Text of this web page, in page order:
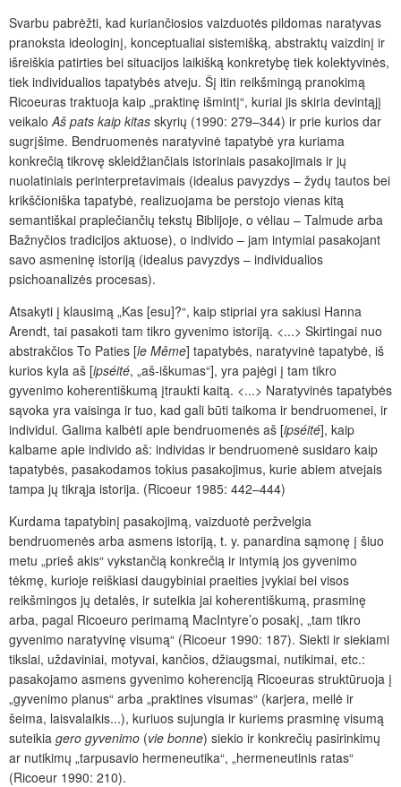
Svarbu pabrėžti, kad kuriančiosios vaizduotės pildomas naratyvas
pranoksta ideologinį, konceptualiai sistemišką, abstraktų vaizdinį ir
išreiškia patirties bei situacijos laikišką konkretybę tiek kolektyvinės,
tiek individualios tapatybės atveju. Šį itin reikšmingą pranokimą
Ricoeuras traktuoja kaip „praktinę išmintį“, kuriai jis skiria devintąjį
veikalo Aš pats kaip kitas skyrių (1990: 279–344) ir prie kurios dar
sugrįšime. Bendruomenės naratyvinė tapatybė yra kuriama
konkrečią tikrovę skleidžiančiais istoriniais pasakojimais ir jų
nuolatiniais perinterpretavimais (idealus pavyzdys – žydų tautos bei
krikščioniška tapatybė, realizuojama be perstojo vienas kitą
semantiškai praplečiančių tekstų Biblijoje, o vėliau – Talmude arba
Bažnyčios tradicijos aktuose), o individo – jam intymiai pasakojant
savo asmeninę istoriją (idealus pavyzdys – individualios
psichoanalizės procesas).
Atsakyti į klausimą „Kas [esu]?“, kaip stipriai yra sakiusi Hanna
Arendt, tai pasakoti tam tikro gyvenimo istoriją. <...> Skirtingai nuo
abstrakčios To Paties [le Même] tapatybės, naratyvinė tapatybė, iš
kurios kyla aš [ipséité, „aš-iškumas“], yra pajėgi į tam tikro
gyvenimo koherentiškumą įtraukti kaitą. <...> Naratyvinės tapatybės
sąvoka yra vaisinga ir tuo, kad gali būti taikoma ir bendruomenei, ir
individui. Galima kalbėti apie bendruomenės aš [ipséité], kaip
kalbame apie individo aš: individas ir bendruomenė susidaro kaip
tapatybės, pasakodamos tokius pasakojimus, kurie abiem atvejais
tampa jų tikrąja istorija. (Ricoeur 1985: 442–444)
Kurdama tapatybinį pasakojimą, vaizduotė peržvelgia
bendruomenės arba asmens istoriją, t. y. panardina sąmonę į šiuo
metu „prieš akis“ vykstančią konkrečią ir intymią jos gyvenimo
tėkmę, kurioje reiškiasi daugybiniai praeities įvykiai bei visos
reikšmingos jų detalės, ir suteikia jai koherentiškumą, prasminę
arba, pagal Ricoeuro perimamą Mac­Intyre’o posakį, „tam tikro
gyvenimo naratyvinę visumą“ (Ricoeur 1990: 187). Siekti ir siekiami
tikslai, uždaviniai, motyvai, kančios, džiaugsmai, nutikimai, etc.:
pasakojamo asmens gyvenimo koherenciją Ricoeuras struktūruoja į
„gyvenimo planus“ arba „praktines visumas“ (karjera, meilė ir
šeima, laisvalaikis...), kuriuos sujungia ir kuriems prasminę visumą
suteikia gero gyvenimo (vie bonne) siekio ir konkrečių pasirinkimų
ar nutikimų „tarpusavio hermeneutika“, „hermeneutinis ratas“
(Ricoeur 1990: 210).